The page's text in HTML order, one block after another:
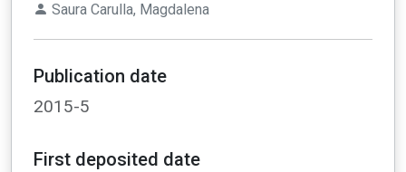
Saura Carulla, Magdalena
Publication date
2015-5
First deposited date